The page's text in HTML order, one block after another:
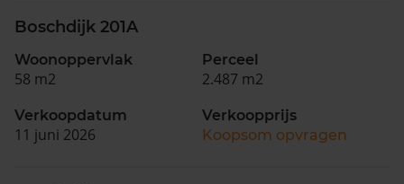
Boschdijk 201A
Woonoppervlak
58 m2
Perceel
2.487 m2
Verkoopdatum
11 juni 2026
Verkoopprijs
Koopsom opvragen